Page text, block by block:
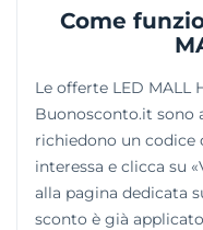
boiserie,
fonoassorbenti per
disponibili anche
complementi
angolo
Come
Le offerte LED MALL
Buonosconto.it sono
richiedono un codice
interessa e clicca su
alla pagina dedicata
sconto è già